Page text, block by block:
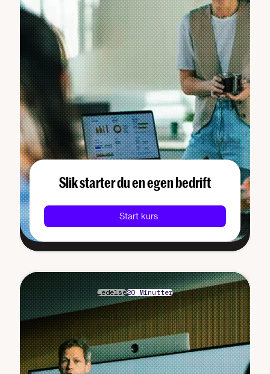
Slik starter du en egen bedrift
Start kurs
Ledelse20 Minutter